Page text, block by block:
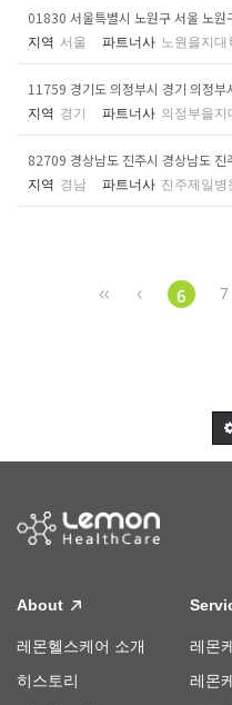
01830 서울특별시 노원구 서울 노원
지역 서울 파트너사 노원을지대
11759 경기도 의정부시 경기 의정
지역 경기 파트너사 의정부을지
82709 경상남도 진주시 경상남도 진
지역 경남 파트너사 진주제일병
6 7
About
레몬헬스케어 소개
히스토리
레몬
레몬